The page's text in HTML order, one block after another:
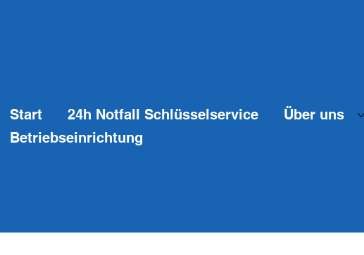
Start 24h Notfall Schlüsselservice Über uns
Betriebseinrichtung